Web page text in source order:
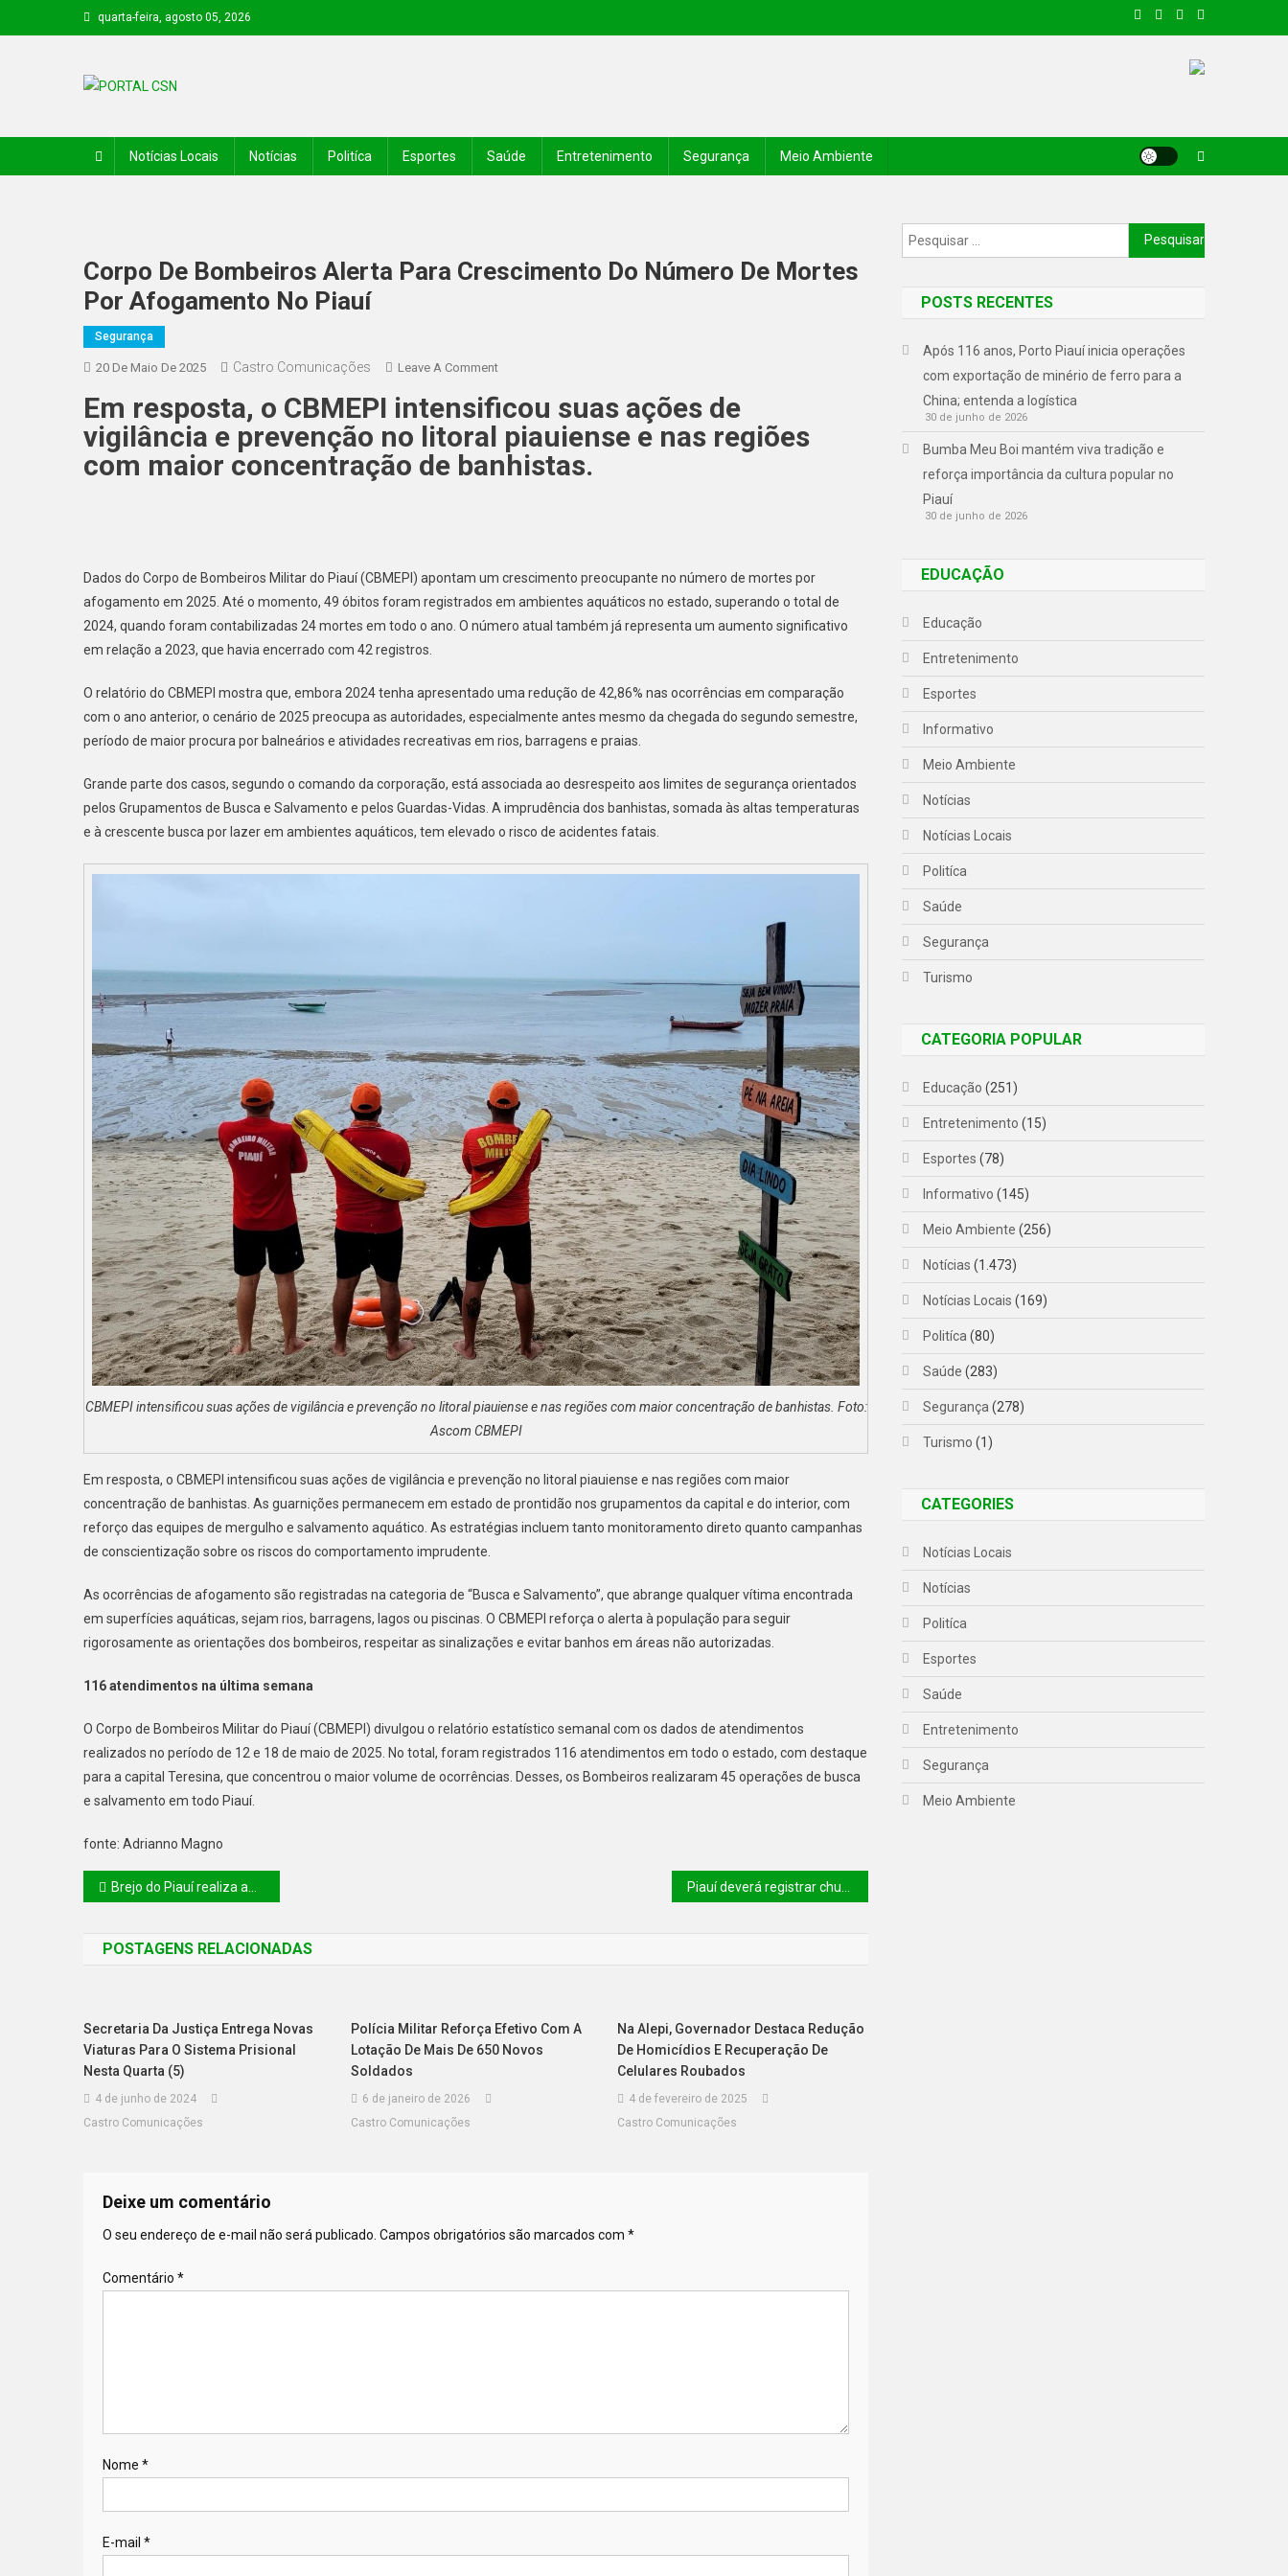
quarta-feira, agosto 05, 2026
Notícias Locais Notícias Politíca Esportes Saúde Entretenimento Segurança Meio Ambiente
Corpo De Bombeiros Alerta Para Crescimento Do Número De Mortes
Por Afogamento No Piauí
Segurança
20 De Maio De 2025 Castro Comunicações Leave A Comment
Em resposta, o CBMEPI intensificou suas ações de
vigilância e prevenção no litoral piauiense e nas regiões
com maior concentração de banhistas.
Dados do Corpo de Bombeiros Militar do Piauí (CBMEPI) apontam um crescimento preocupante no número de mortes por
afogamento em 2025. Até o momento, 49 óbitos foram registrados em ambientes aquáticos no estado, superando o total de
2024, quando foram contabilizadas 24 mortes em todo o ano. O número atual também já representa um aumento significativo
em relação a 2023, que havia encerrado com 42 registros.
O relatório do CBMEPI mostra que, embora 2024 tenha apresentado uma redução de 42,86% nas ocorrências em comparação
com o ano anterior, o cenário de 2025 preocupa as autoridades, especialmente antes mesmo da chegada do segundo semestre,
período de maior procura por balneários e atividades recreativas em rios, barragens e praias.
Grande parte dos casos, segundo o comando da corporação, está associada ao desrespeito aos limites de segurança orientados
pelos Grupamentos de Busca e Salvamento e pelos Guardas-Vidas. A imprudência dos banhistas, somada às altas temperaturas
e à crescente busca por lazer em ambientes aquáticos, tem elevado o risco de acidentes fatais.
CBMEPI intensificou suas ações de vigilância e prevenção no litoral piauiense e nas regiões com maior concentração de banhistas. Foto:
Ascom CBMEPI
Em resposta, o CBMEPI intensificou suas ações de vigilância e prevenção no litoral piauiense e nas regiões com maior
concentração de banhistas. As guarnições permanecem em estado de prontidão nos grupamentos da capital e do interior, com
reforço das equipes de mergulho e salvamento aquático. As estratégias incluem tanto monitoramento direto quanto campanhas
de conscientização sobre os riscos do comportamento imprudente.
As ocorrências de afogamento são registradas na categoria de “Busca e Salvamento”, que abrange qualquer vítima encontrada
em superfícies aquáticas, sejam rios, barragens, lagos ou piscinas. O CBMEPI reforça o alerta à população para seguir
rigorosamente as orientações dos bombeiros, respeitar as sinalizações e evitar banhos em áreas não autorizadas.
116 atendimentos na última semana
O Corpo de Bombeiros Militar do Piauí (CBMEPI) divulgou o relatório estatístico semanal com os dados de atendimentos
realizados no período de 12 e 18 de maio de 2025. No total, foram registrados 116 atendimentos em todo o estado, com destaque
para a capital Teresina, que concentrou o maior volume de ocorrências. Desses, os Bombeiros realizaram 45 operações de busca
e salvamento em todo Piauí.
fonte: Adrianno Magno
Brejo do Piauí realiza audiência pública de prestação de contas com transparência e participação popular Piauí deverá registrar chuvas no litoral e centro-norte, com instabilidades também no sudeste
POSTAGENS RELACIONADAS
Secretaria Da Justiça Entrega Novas
Viaturas Para O Sistema Prisional
Nesta Quarta (5)
4 de junho de 2024
Castro Comunicações
Polícia Militar Reforça Efetivo Com A
Lotação De Mais De 650 Novos
Soldados
6 de janeiro de 2026
Castro Comunicações
Na Alepi, Governador Destaca Redução
De Homicídios E Recuperação De
Celulares Roubados
4 de fevereiro de 2025
Castro Comunicações
Deixe um comentário
O seu endereço de e-mail não será publicado. Campos obrigatórios são marcados com *
Comentário *
Nome *
E-mail *
POSTS RECENTES
Após 116 anos, Porto Piauí inicia operações
com exportação de minério de ferro para a
China; entenda a logística
30 de junho de 2026
Bumba Meu Boi mantém viva tradição e
reforça importância da cultura popular no
Piauí
30 de junho de 2026
EDUCAÇÃO
Educação
Entretenimento
Esportes
Informativo
Meio Ambiente
Notícias
Notícias Locais
Politíca
Saúde
Segurança
Turismo
CATEGORIA POPULAR
Educação (251)
Entretenimento (15)
Esportes (78)
Informativo (145)
Meio Ambiente (256)
Notícias (1.473)
Notícias Locais (169)
Politíca (80)
Saúde (283)
Segurança (278)
Turismo (1)
CATEGORIES
Notícias Locais
Notícias
Politíca
Esportes
Saúde
Entretenimento
Segurança
Meio Ambiente